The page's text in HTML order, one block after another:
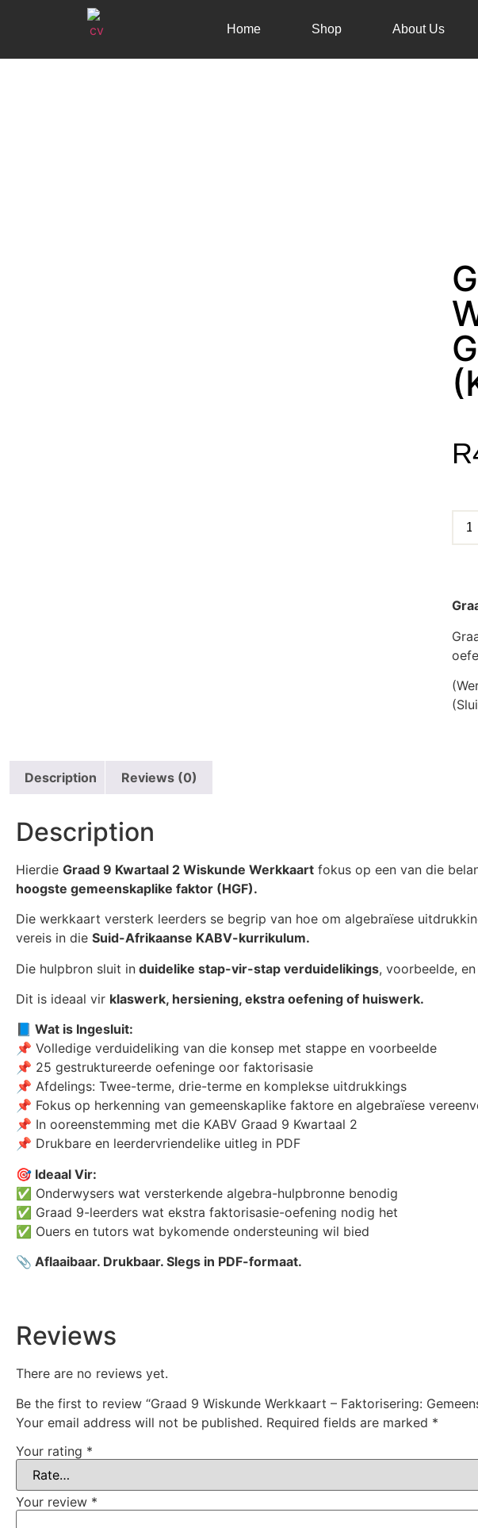
Home Shop About Us
R
Description Reviews (0)
Description
Hierdie Graad 9 Kwartaal 2 Wiskunde Werkkaart fokus op een van die
hoogste gemeenskaplike faktor (HGF).
Die werkkaart versterk leerders se begrip van hoe om algebraïese
vereis in die Suid-Afrikaanse KABV-kurrikulum.
Die hulpbron sluit in duidelike stap-vir-stap verduidelikings, voorbeelde, en
Dit is ideaal vir klaswerk, hersiening, ekstra oefening of huiswerk.
📘 Wat is Ingesluit:
📌 Volledige verduideliking van die konsep met stappe en voorbeelde
📌 25 gestruktureerde oefeninge oor faktorisasie
📌 Afdelings: Twee-terme, drie-terme en komplekse uitdrukkings
📌 Fokus op herkenning van gemeenskaplike faktore en algebraïese
📌 In ooreenstemming met die KABV Graad 9 Kwartaal 2
📌 Drukbare en leerdervriendelike uitleg in PDF
🎯 Ideaal Vir:
✅ Onderwysers wat versterkende algebra-hulpbronne benodig
✅ Graad 9-leerders wat ekstra faktorisasie-oefening nodig het
✅ Ouers en tutors wat bykomende ondersteuning wil bied
📎 Aflaaibaar. Drukbaar. Slegs in PDF-formaat.
Reviews
There are no reviews yet.
Be the first to review “Graad 9 Wiskunde Werkkaart – Faktorisering:
Your email address will not be published. Required fields are marked *
Your rating *
Your review *